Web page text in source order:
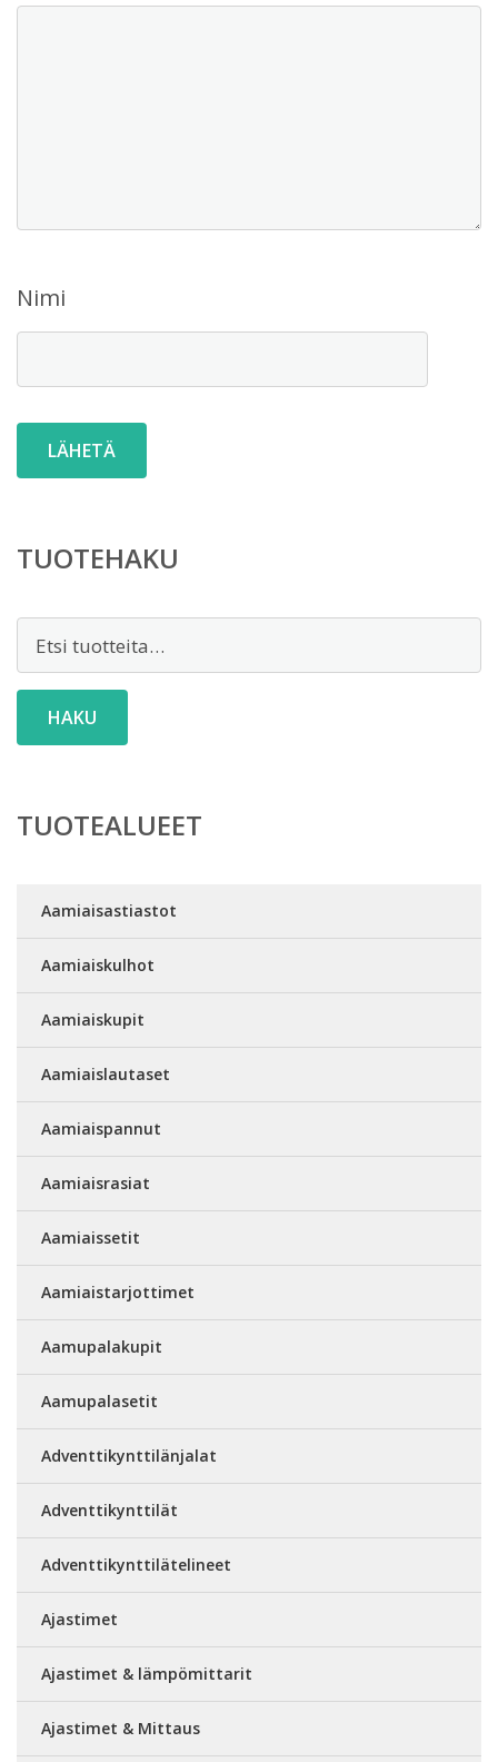
Nimi
TUOTEHAKU
HAKU
TUOTEALUEET
Aamiaisastiastot
Aamiaiskulhot
Aamiaiskupit
Aamiaislautaset
Aamiaispannut
Aamiaisrasiat
Aamiaissetit
Aamiaistarjottimet
Aamupalakupit
Aamupalasetit
Adventtikynttilänjalat
Adventtikynttilät
Adventtikynttilätelineet
Ajastimet
Ajastimet & lämpömittarit
Ajastimet & Mittaus